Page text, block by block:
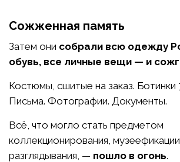
Сожженная память
Затем они собрали всю одежду
обувь, все личные вещи — и
Костюмы, сшитые на заказ. Ботинки
Письма. Фотографии. Документы.
Всё, что могло стать предметом
коллекционирования,
разглядывания, — пошло в огонь.